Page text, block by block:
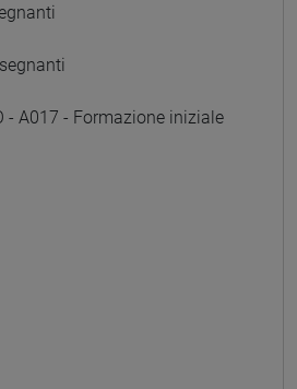
- A017 - Formazione iniziale